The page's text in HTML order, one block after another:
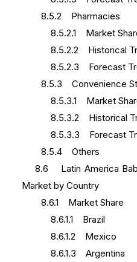
8.5.2 Pharmacies
8.5.2.1 Market
8.5.2.2 Historical
8.5.2.3 Forecast
8.5.3 Convenience
8.5.3.1 Market
8.5.3.2 Historical
8.5.3.3 Forecast
8.5.4 Others
8.6 Latin America
Market by Country
8.6.1 Market Share
8.6.1.1 Brazil
8.6.1.2 Mexico
8.6.1.3 Argentina